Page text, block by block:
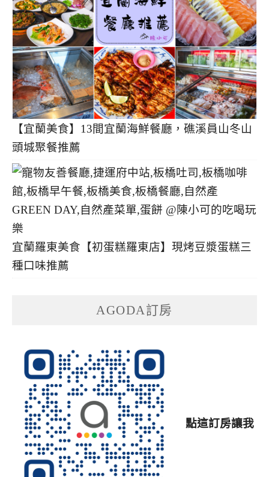
【宜蘭美食】13間宜蘭海鮮餐廳，礁溪員山冬山
頭城聚餐推薦
宜蘭羅東美食【初蛋糕羅東店】現烤豆漿蛋糕三
種口味推薦
AGODA訂房
點這訂房讓我